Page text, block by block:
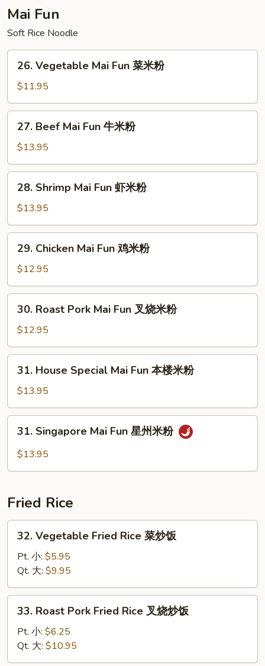
楼
什
碎
Mai Fun
Soft Rice Noodle
Vegetable
Mai
Fun
菜
26. Vegetable Mai Fun 菜米粉
$11.95
Beef
Mai
Fun
牛
27. Beef Mai Fun 牛米粉
$13.95
Shrimp
Mai
Fun
虾
28. Shrimp Mai Fun 虾米粉
$13.95
Chicken
Mai
Fun
鸡
29. Chicken Mai Fun 鸡米粉
$12.95
Roast
Pork
Mai
Fun
粉
30. Roast Pork Mai Fun 叉烧米粉
$12.95
House
Special
Mai
Fun
粉
31. House Special Mai Fun 本楼米粉
$13.95
Singapore
Mai
米
粉
31. Singapore Mai Fun 星州米粉
$13.95
Fried Rice
Vegetable
Fried
Rice
菜
炒
32. Vegetable Fried Rice 菜炒饭
Pt. 小: $5.95
Qt. 大: $9.95
Roast
Pork
Fried
Rice
33. Roast Pork Fried Rice 叉烧炒饭
Pt. 小: $6.25
Qt. 大: $10.95